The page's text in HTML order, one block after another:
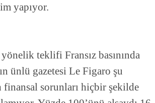
yapıyor.
teklifi Fransız basınında
ünlü gazetesi Le Figaro şu
sorunları hiçbir şekilde